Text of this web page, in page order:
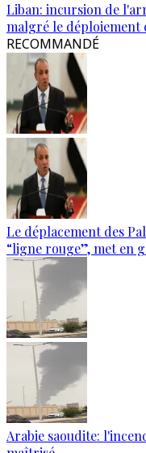
Liban: incursion de
malgré le déploiement
RECOMMANDÉ
Le déplacement des
“ligne rouge”, met en
Arabie saoudite: